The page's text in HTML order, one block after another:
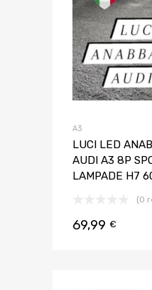
A3
LUCI LED
AUDI A3 8P
LAMPADE H7
(0
69,99 €